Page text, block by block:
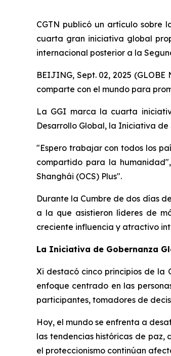
CGTN publicó un artículo sobre
cuarta gran iniciativa global
internacional posterior a la
BEIJING, Sept. 02, 2025
comparte con el mundo para
La GGI marca la cuarta
Desarrollo Global, la Iniciativa
"Espero trabajar con todos los
compartido para la
Shanghái (OCS) Plus".
Durante la Cumbre de dos días
a la que asistieron líderes de
creciente influencia y atractivo
La Iniciativa de Gobernanza
Xi destacó cinco principios de la
enfoque centrado en las
participantes, tomadores de
Hoy, el mundo se enfrenta a
las tendencias históricas de paz,
el proteccionismo continúan